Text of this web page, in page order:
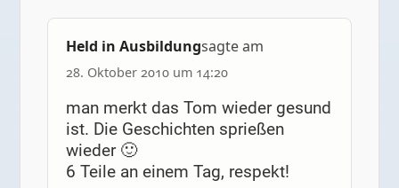
Held in Ausbildungsagte am
28. Oktober 2010 um 14:20
man merkt das Tom wieder gesund
ist. Die Geschichten sprießen
wieder 🙂
6 Teile an einem Tag, respekt!